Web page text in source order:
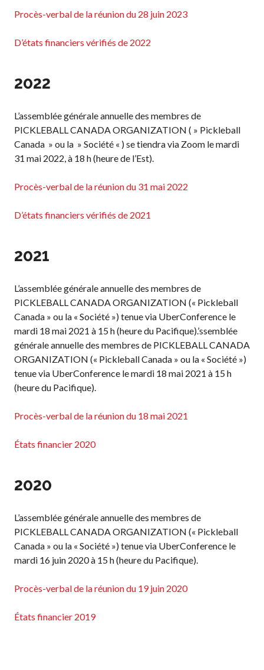
tournoi
homologuées
Fournisseur de
solutions logicielles
Auto-évaluation des
compétence
Avantages pour les
membres
Adhésion –
Renouvèlement
Questions
fréquentes
concernant l’adhésion
membres
d’assurance de
Questions
fréquentes
concernant
l’assurance
Qu’est-ce qui est
Résumé de la
Procès-verbal de la réunion du 28 juin 2023
D’états financiers vérifiés de 2022
2022
L’assemblée générale annuelle des membres de
PICKLEBALL CANADA ORGANIZATION ( » Pickleball
Canada » ou la » Société « ) se tiendra via Zoom le mardi
31 mai 2022, à 18 h (heure de l’Est).
Procès-verbal de la réunion du 31 mai 2022
D’états financiers vérifiés de 2021
2021
L’assemblée générale annuelle des membres de
PICKLEBALL CANADA ORGANIZATION (« Pickleball
Canada » ou la « Société ») tenue via UberConference le
mardi 18 mai 2021 à 15 h (heure du Pacifique).’ssemblée
générale annuelle des membres de PICKLEBALL CANADA
ORGANIZATION (« Pickleball Canada » ou la « Société »)
tenue via UberConference le mardi 18 mai 2021 à 15 h
(heure du Pacifique).
Procès-verbal de la réunion du 18 mai 2021
États financier 2020
2020
L’assemblée générale annuelle des membres de
PICKLEBALL CANADA ORGANIZATION (« Pickleball
Canada » ou la « Société ») tenue via UberConference le
mardi 16 juin 2020 à 15 h (heure du Pacifique).
Procès-verbal de la réunion du 19 juin 2020
États financier 2019